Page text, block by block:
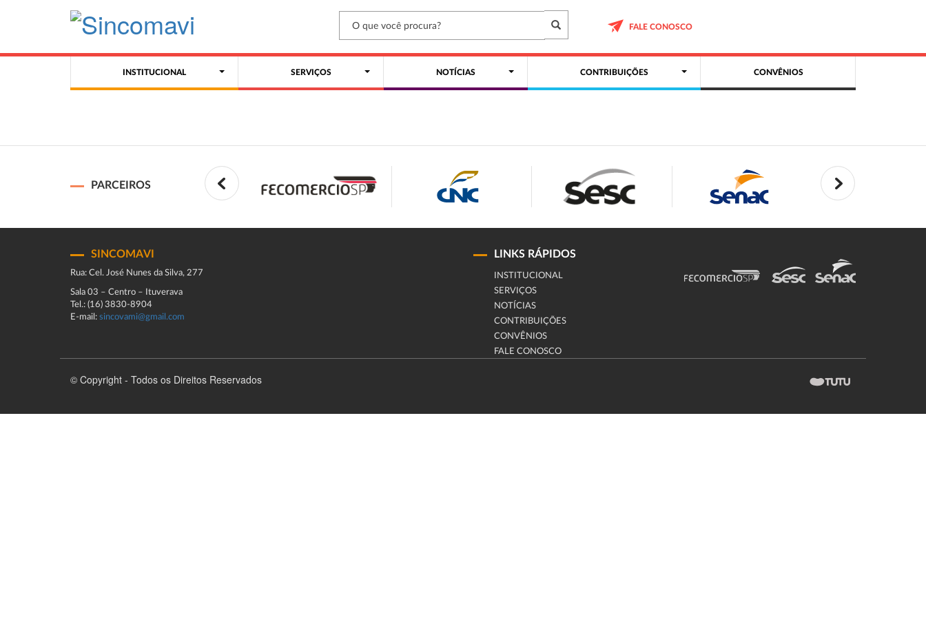
FALE CONOSCO
INSTITUCIONAL SERVIÇOS NOTÍCIAS CONTRIBUIÇÕES CONVÊNIOS
PARCEIROS
SINCOMAVI
Rua: Cel. José Nunes da Silva, 277
Sala 03 – Centro – Ituverava
Tel.: (16) 3830-8904
E-mail: sincovami@gmail.com
LINKS RÁPIDOS
INSTITUCIONAL
SERVIÇOS
NOTÍCIAS
CONTRIBUIÇÕES
CONVÊNIOS
FALE CONOSCO
© Copyright - Todos os Direitos Reservados